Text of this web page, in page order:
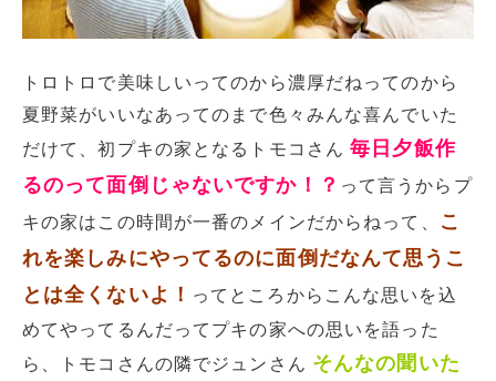
トロトロで美味しいってのから濃厚だねってのから
夏野菜がいいなあってのまで色々みんな喜んでいた
だけて、初プキの家となるトモコさん毎日夕飯作
るのって面倒じゃないですか！？ って言うからプ
キの家はこの時間が一番のメインだからねって、
こ
れを楽しみにやってるのに面倒だなんて思うこ
とは全くないよ！ ってところからこんな思いを込
めてやってるんだってプキの家への思いを語った
ら、トモコさんの隣でジュンさん そんなの聞いた